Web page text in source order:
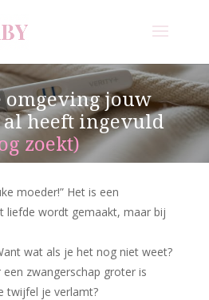
omgeving jouw
heeft ingevuld
zoekt)
moeder!” Het is een
liefde wordt gemaakt, maar bij
wat als je het nog niet weet?
zwangerschap groter is
twijfel je verlamt?